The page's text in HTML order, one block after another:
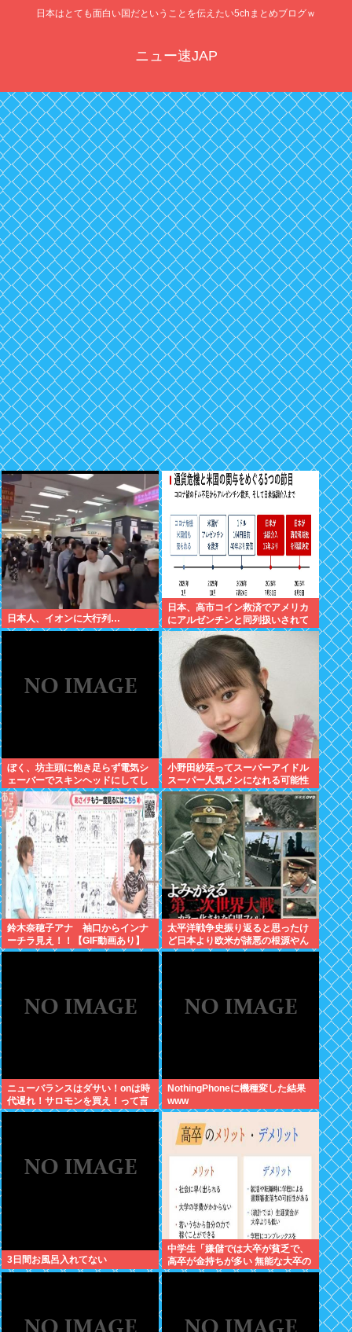
日本はとても面白い国だということを伝えたい5chまとめブログｗ
ニュー速JAP
日本人、イオンに大行列…
日本、高市コイン救済でアメリカ
にアルゼンチンと同列扱いされて
いた
ぼく、坊主頭に飽き足らず電気シ
ェーバーでスキンヘッドにしてし
まう
小野田紗栞ってスーパーアイドル
スーパー人気メンになれる可能性
あったよな？
鈴木奈穂子アナ 袖口からインナ
ーチラ見え！！【GIF動画あり】
太平洋戦争史振り返ると思ったけ
ど日本より欧米が諸悪の根源やん
ニューバランスはダサい！onは時
代遅れ！サロモンを買え！って言
われたから買ったんやが
NothingPhoneに機種変した結果
www
3日間お風呂入れてない
中学生「嫌儲では大卒が貧乏で、
高卒が金持ちが多い 無能な大卒の
集まりw」エックスで一万いいね